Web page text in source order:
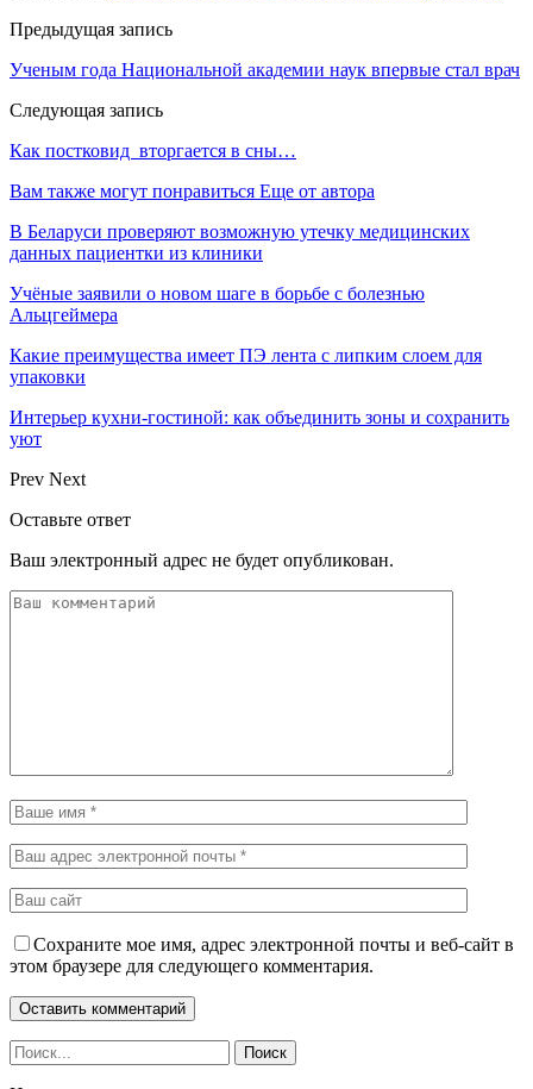
Предыдущая запись
Ученым года Национальной академии наук впервые стал врач
Следующая запись
Как постковид вторгается в сны…
Вам также могут понравиться Еще от автора
В Беларуси проверяют возможную утечку медицинских
данных пациентки из клиники
Учёные заявили о новом шаге в борьбе с болезнью
Альцгеймера
Какие преимущества имеет ПЭ лента с липким слоем для
упаковки
Интерьер кухни-гостиной: как объединить зоны и сохранить
уют
Prev Next
Оставьте ответ
Ваш электронный адрес не будет опубликован.
Сохраните мое имя, адрес электронной почты и веб-сайт в
этом браузере для следующего комментария.